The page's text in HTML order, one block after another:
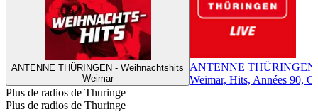
ANTENNE THÜRINGEN - Weihnachtshits
Weimar
ANTENNE THÜRINGEN
Weimar, Hits, Années 90,
Plus de radios de Thuringe
Plus de radios de Thuringe